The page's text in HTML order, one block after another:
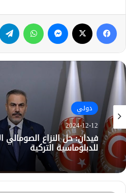
فيسبوك ماسنجر واتساب
دولي
2024-12-12
فيدان: حل النزاع الصومالي
للدبلوماسية التركية